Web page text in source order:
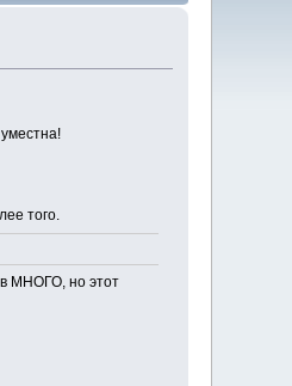
того.
МНОГО, но этот